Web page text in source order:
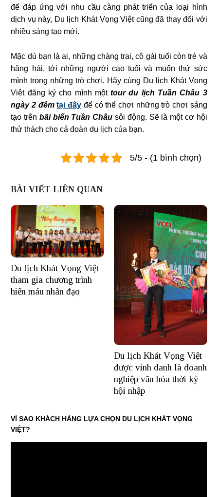
để đáp ứng với nhu cầu càng phát triển của loại hình
dịch vụ này, Du lịch Khát Vọng Việt cũng đã thay đổi với
nhiều sáng tạo mới.
Mặc dù bạn là ai, những chàng trai, cô gái tuổi còn trẻ và
hăng hái, tới những người cao tuổi và muốn thử sức
mình trong những trò chơi. Hãy cùng Du lịch Khát Vọng
Việt đăng ký cho mình mộttour du lịch Tuần Châu 3
ngày 2 đêm tại đây để có thể chơi những trò chơi sáng
tạo trên bãi biển Tuần Châu sôi động. Sẽ là một cơ hội
thử thách cho cả đoàn du lịch của bạn.
5/5 - (1 bình chọn)
BÀI VIẾT LIÊN QUAN
Du lịch Khát Vọng Việt
tham gia chương trình
hiến máu nhân đạo
Du lịch Khát Vọng Việt
được vinh danh là doanh
nghiệp văn hóa thời kỳ
hội nhập
VÌ SAO KHÁCH HÀNG LỰA CHỌN DU LỊCH KHÁT VỌNG
VIỆT?